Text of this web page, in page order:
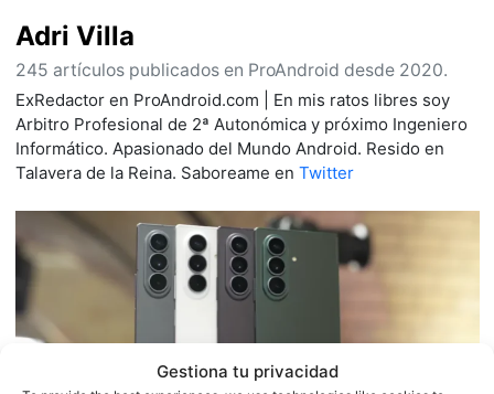
Gestiona tu privacidad
Adri Villa
245 artículos publicados en ProAndroid desde 2020.
ExRedactor en ProAndroid.com | En mis ratos libres soy
Arbitro Profesional de 2ª Autonómica y próximo Ingeniero
Informático. Apasionado del Mundo Android. Resido en
Talavera de la Reina. Saboreame en Twitter